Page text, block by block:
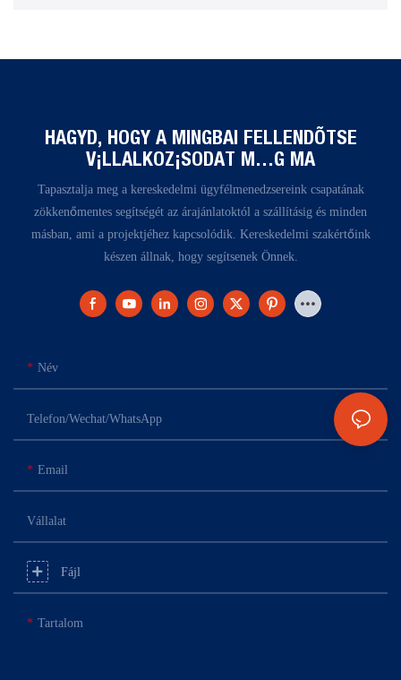
HAGYD, HOGY A MINGBAI FELLENDÍTSE
VÁLLALKOZÁSODAT MÉG MA
Tapasztalja meg a kereskedelmi ügyfélmenedzsereink csapatának
zökkenőmentes segítségét az árajánlatoktól a szállításig és minden
másban, ami a projektjéhez kapcsolódik. Kereskedelmi szakértőink
készen állnak, hogy segítsenek Önnek.
Név
Telefon/Wechat/WhatsApp
Email
Vállalat
Fájl
Tartalom